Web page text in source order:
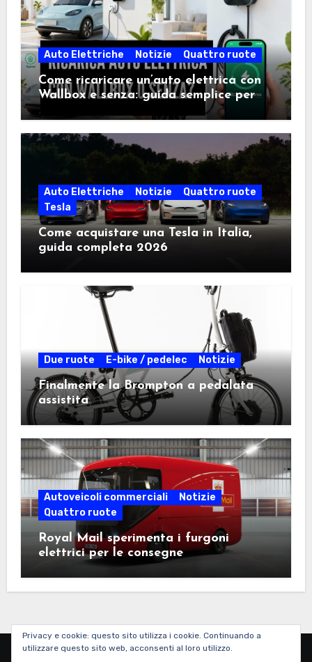
Auto Elettriche Notizie Quattro ruote
Come ricaricare un’auto elettrica con
Wallbox e senza: guida semplice per
scegliere la soluzione giusta
Auto Elettriche Notizie
Quattro ruote
Tesla
Come acquistare una Tesla in Italia,
guida completa 2026
Due ruote E-bike / pedelec Notizie
Finalmente la Brompton a pedalata
assistita
Autoveicoli commerciali
Notizie
Quattro ruote
Royal Mail sperimenta i furgoni
elettrici per le consegne
Privacy e cookie: questo sito utilizza i cookie. Continuando a
utilizzare questo sito web, acconsenti al loro utilizzo.